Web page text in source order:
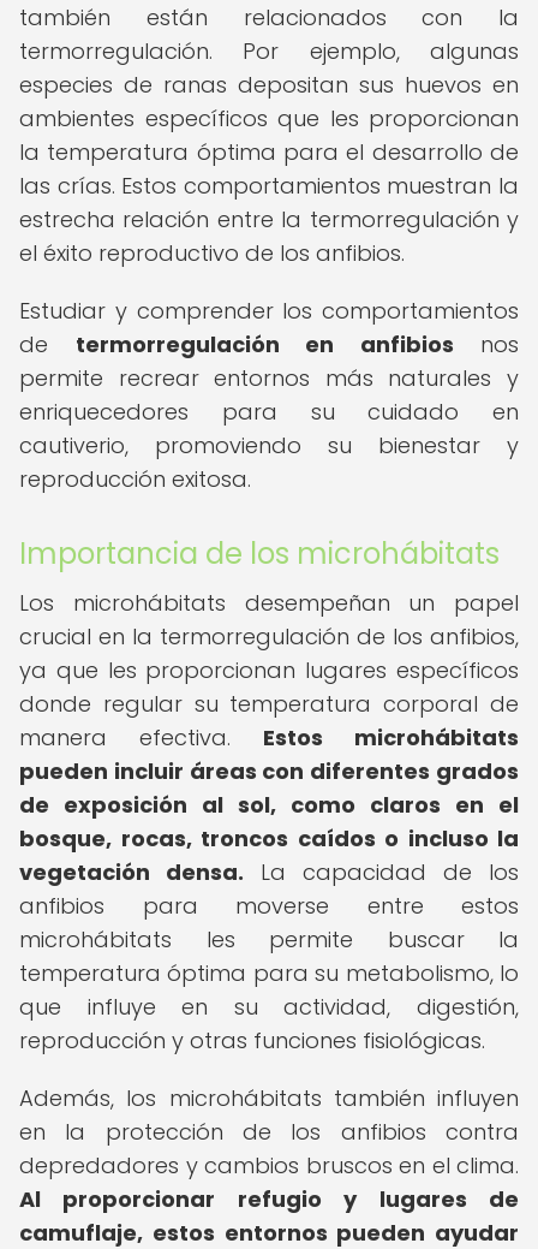
también están relacionados con la
termorregulación. Por ejemplo, algunas
especies de ranas depositan sus huevos en
ambientes específicos que les proporcionan
la temperatura óptima para el desarrollo de
las crías. Estos comportamientos muestran la
estrecha relación entre la termorregulación y
el éxito reproductivo de los anfibios.
Estudiar y comprender los comportamientos
de termorregulación en anfibios nos
permite recrear entornos más naturales y
enriquecedores para su cuidado en
cautiverio, promoviendo su bienestar y
reproducción exitosa.
Importancia de los microhábitats
Los microhábitats desempeñan un papel
crucial en la termorregulación de los anfibios,
ya que les proporcionan lugares específicos
donde regular su temperatura corporal de
manera efectiva. Estos microhábitats
pueden incluir áreas con diferentes grados
de exposición al sol, como claros en el
bosque, rocas, troncos caídos o incluso la
vegetación densa. La capacidad de los
anfibios para moverse entre estos
microhábitats les permite buscar la
temperatura óptima para su metabolismo, lo
que influye en su actividad, digestión,
reproducción y otras funciones fisiológicas.
Además, los microhábitats también influyen
en la protección de los anfibios contra
depredadores y cambios bruscos en el clima.
Al proporcionar refugio y lugares de
camuflaje, estos entornos pueden ayudar